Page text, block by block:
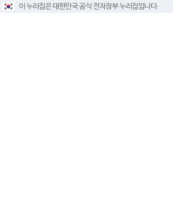
이 누리집은 대한민국 공식 전자정부 누리집입니다.